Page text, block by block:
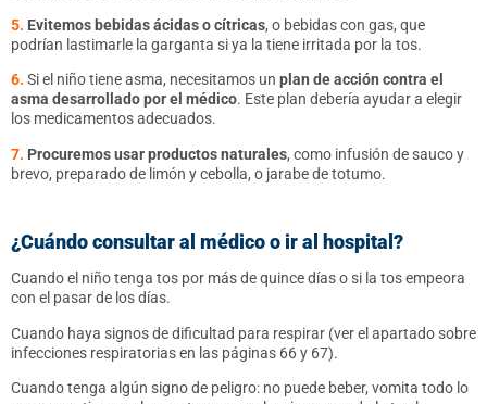
5. Evitemos bebidas ácidas o cítricas, o bebidas con gas, que
podrían lastimarle la garganta si ya la tiene irritada por la tos.
6. Si el niño tiene asma, necesitamos un plan de acción contra el
asma desarrollado por el médico. Este plan debería ayudar a elegir
los medicamentos adecuados.
7. Procuremos usar productos naturales, como infusión de sauco y
brevo, preparado de limón y cebolla, o jarabe de totumo.
¿Cuándo consultar al médico o ir al hospital?
Cuando el niño tenga tos por más de quince días o si la tos empeora
con el pasar de los días.
Cuando haya signos de dificultad para respirar (ver el apartado sobre
infecciones respiratorias en las páginas 66 y 67).
Cuando tenga algún signo de peligro: no puede beber, vomita todo lo